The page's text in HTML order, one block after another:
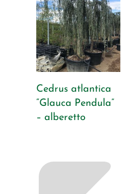
Cedrus atlantica
“Glauca Pendula”
– alberetto